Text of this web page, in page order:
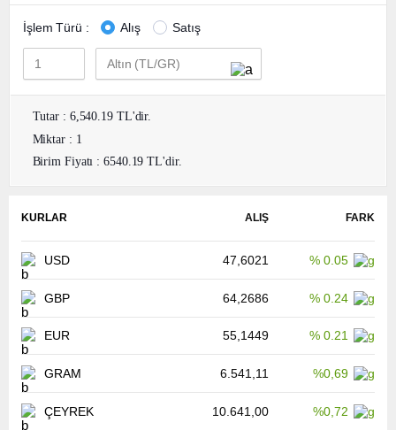
İşlem Türü : Alış Satış
Tutar : 6,540.19 TL'dir.
Miktar : 1
Birim Fiyatı : 6540.19 TL'dir.
KURLAR ALIŞ FARK
USD 47,6021 % 0.05
GBP 64,2686 % 0.24
EUR 55,1449 % 0.21
GRAM 6.541,11 %0,69
ÇEYREK 10.641,00 %0,72